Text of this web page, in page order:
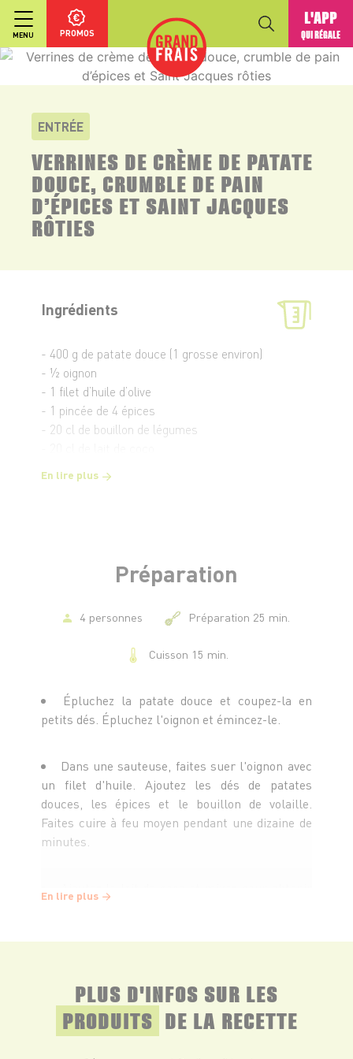
MENU PROMOS
L'APP
QUI RÉGALE
ENTRÉE
VERRINES DE CRÈME DE PATATE
DOUCE, CRUMBLE DE PAIN
D’ÉPICES ET SAINT JACQUES
RÔTIES
Ingrédients
- 400 g de patate douce (1 grosse environ)
- ½ oignon
- 1 filet d’huile d’olive
- 1 pincée de 4 épices
- 20 cl de bouillon de légumes
- 10 g de beurre
En lire plus
Préparation
4 personnes Préparation 25 min.
Cuisson 15 min.
Épluchez la patate douce et coupez-la en
petits dés. Épluchez l'oignon et émincez-le.
Dans une sauteuse, faites suer l'oignon avec
un filet d'huile. Ajoutez les dés de patates
douces, les épices et le bouillon de volaille.
Faites cuire à feu moyen pendant une dizaine de
minutes.
une préparation homogène. Rectifiez
chaud.
Préchauffez le four à 160°C.
Enfournez le pain d’épices pour 10 minutes
En lire plus
PLUS D'INFOS SUR LES
PRODUITS DE LA RECETTE